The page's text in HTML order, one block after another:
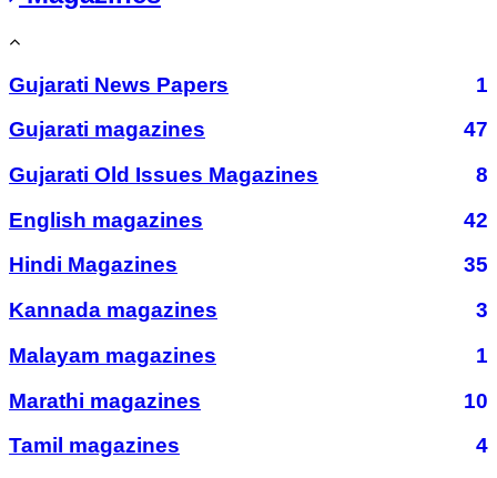
Gujarati News Papers
1
Gujarati magazines
47
Gujarati Old Issues Magazines
8
English magazines
42
Hindi Magazines
35
Kannada magazines
3
Malayam magazines
1
Marathi magazines
10
Tamil magazines
4